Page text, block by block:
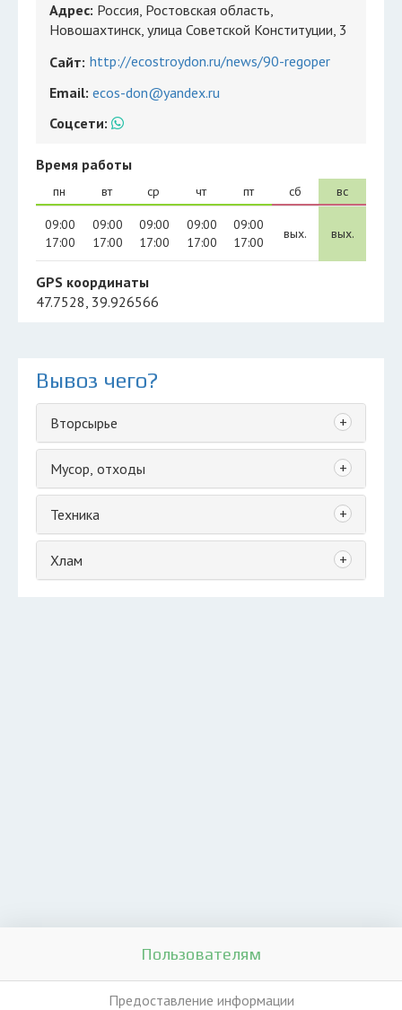
Адрес: Россия, Ростовская область,
Новошахтинск, улица Советской Конституции, 3
Сайт: http://ecostroydon.ru/news/90-regoper
Email: ecos-don@yandex.ru
Соцсети:
Время работы
пн
09:00
17:00
вт
09:00
17:00
ср
09:00
17:00
чт
09:00
17:00
пт
09:00
17:00
сб
вых.
вс
вых.
GPS координаты
47.7528, 39.926566
Вывоз чего?
Вторсырье +
Мусор, отходы +
Техника +
Хлам +
Пользователям
Предоставление информации